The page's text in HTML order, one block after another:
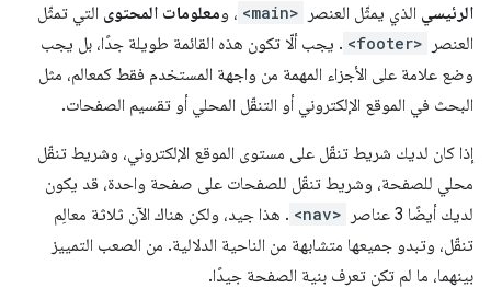
الرئيسي الذي يمثّل العنصر <main> ، ومعلومات المحتوى التي تمثّل
العنصر
<footer> . يجب ألّا تكون هذه القائمة طويلة جدًا، بل يجب
وضع علامة على الأجزاء المهمة من واجهة المستخدم فقط كمعالم، مثل
البحث في الموقع الإلكتروني أو التنقّل المحلي أو تقسيم الصفحات.
إذا كان لديك شريط تنقّل على مستوى الموقع الإلكتروني، وشريط تنقّل
محلي للصفحة، وشريط تنقّل للصفحات على صفحة واحدة، قد يكون
لديك أيضًا 3 عناصر
<nav> . هذا جيد، ولكن هناك الآن ثلاثة معالِم
تنقّل، وتبدو جميعها متشابهة من الناحية الدلالية. من الصعب التمييز
بينهما، ما لم تكن تعرف بنية الصفحة جيدًا.